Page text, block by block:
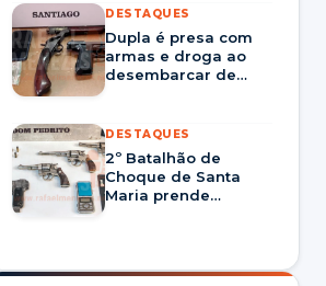
serviços em Santa
Maria
DESTAQUES
Dupla é presa com
armas e droga ao
desembarcar de
DESTAQUES
2º Batalhão de
Choque de Santa
Maria prende
Dom Pedrito